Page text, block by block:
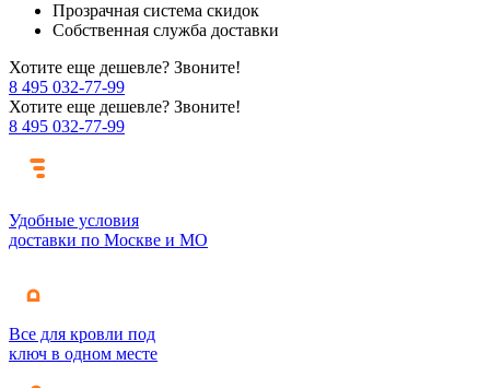
Прозрачная система скидок
Собственная служба доставки
Хотите еще дешевле? Звоните!
8 495 032-77-99
Хотите еще дешевле? Звоните!
8 495 032-77-99
Удобные условия
доставки по Москве и МО
Все для кровли под
ключ в одном месте